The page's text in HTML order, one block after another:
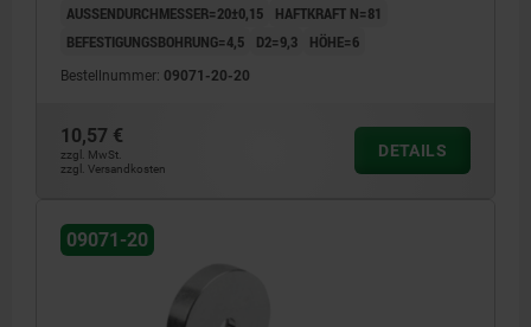
AUSSENDURCHMESSER=20±0,15
HAFTKRAFT N=81
BEFESTIGUNGSBOHRUNG=4,5
D2=9,3 HÖHE=6
Bestellnummer: 09071-20-20
10,57 €
zzgl. MwSt.
zzgl. Versandkosten
DETAILS
09071-20